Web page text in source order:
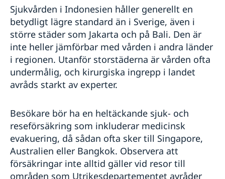
Akut hjälp
Larmcentraler
Sjuk eller råkat ut för en olycka
Stulet eller förlorat bank-/kreditkort
Ekonomiskt nödställd
Pass i Indonesien
Förlust av pass
Förnyelse av pass
Nationellt id-kort
Samordningsnummer
Ansökan om pass för minderårig
Medborgarskap
Om svenskt medborgarskap
Dubbelt medborgarskap
Registrera nyfödd utomlands
Gifta sig i Indonesien
Avgifter
Körkort
Levnadsintyg
Arv i internationella situationer i Indonesien
Frihetsberövad i Indonesien
Internetbedrägeri
Ambassadens reseinformation
Aktuella händelser
Allmänna säkerhetsläget
Terrorism
Naturförhållanden och katastrofer
In- och utresebestämmelser
Hälso- och sjukvård
Kriminalitet och personlig säkerhet
Trafiksäkerhet
Resa i landet
Handel mellan Sverige och Indonesien
Sweden-Indonesia Sustainability Partnership
Sjukvården i Indonesien håller generellt en
betydligt lägre standard än i Sverige, även i
större städer som Jakarta och på Bali. Den är
inte heller jämförbar med vården i andra länder
i regionen. Utanför storstäderna är vården ofta
undermålig, och kirurgiska ingrepp i landet
avråds starkt av experter.
Besökare bör ha en heltäckande sjuk- och
reseförsäkring som inkluderar medicinsk
evakuering, då sådan ofta sker till Singapore,
Australien eller Bangkok. Observera att
försäkringar inte alltid gäller vid resor till
områden som Utrikesdepartementet avråder